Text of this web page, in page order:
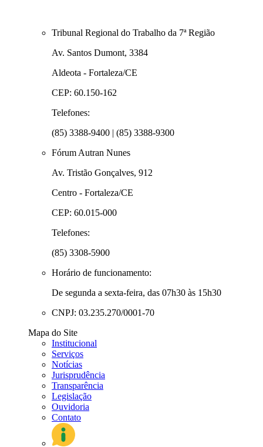
Tribunal Regional do Trabalho da 7ª Região
Av. Santos Dumont, 3384
Aldeota - Fortaleza/CE
CEP: 60.150-162
Telefones:
(85) 3388-9400 | (85) 3388-9300
Fórum Autran Nunes
Av. Tristão Gonçalves, 912
Centro - Fortaleza/CE
CEP: 60.015-000
Telefones:
(85) 3308-5900
Horário de funcionamento:
De segunda a sexta-feira, das 07h30 às 15h30
CNPJ: 03.235.270/0001-70
Mapa do Site
Institucional
Serviços
Notícias
Jurisprudência
Transparência
Legislação
Ouvidoria
Contato